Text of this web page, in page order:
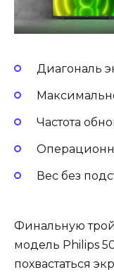
Диагональ
Частота
Вес без
Финальную
модель Philips
похвастаться